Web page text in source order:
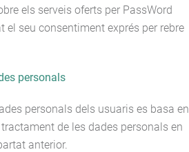
els serveis oferts per PassWord
el seu consentiment exprés per rebre
personals
personals dels usuaris es basa en
de les dades personals en
anterior.